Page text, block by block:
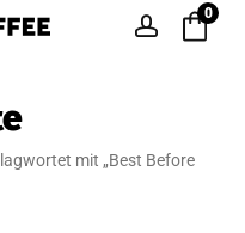
0
mit „Best Before